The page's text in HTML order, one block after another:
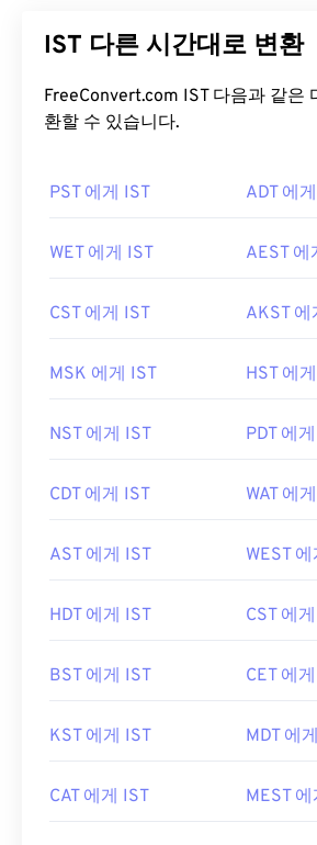
IST 다른 시간대로 변환
FreeConvert.com IST 다음과 같은
환할 수 있습니다.
PST 에게 IST ADT 에
WET 에게 IST AEST 에
CST 에게 IST AKST 에
MSK 에게 IST HST 에
NST 에게 IST PDT 에
CDT 에게 IST WAT 에
AST 에게 IST WEST
HDT 에게 IST CST 에
BST 에게 IST CET 에
KST 에게 IST MDT 에
CAT 에게 IST MEST